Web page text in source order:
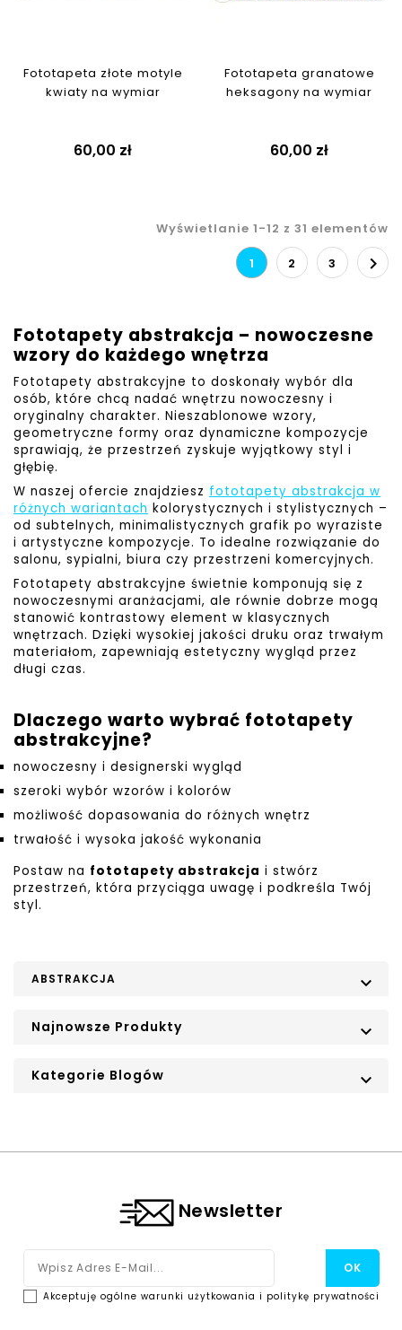
Fototapeta złote motyle
kwiaty na wymiar
60,00 zł
Fototapeta granatowe
heksagony na wymiar
60,00 zł
Wyświetlanie 1-12 z 31 elementów
1 2 3 
Fototapety abstrakcja – nowoczesne
wzory do każdego wnętrza
Fototapety abstrakcyjne to doskonały wybór dla
osób, które chcą nadać wnętrzu nowoczesny i
oryginalny charakter. Nieszablonowe wzory,
geometryczne formy oraz dynamiczne kompozycje
sprawiają, że przestrzeń zyskuje wyjątkowy styl i
głębię.
W naszej ofercie znajdziesz fototapety abstrakcja w
różnych wariantach kolorystycznych i stylistycznych –
od subtelnych, minimalistycznych grafik po wyraziste
i artystyczne kompozycje. To idealne rozwiązanie do
salonu, sypialni, biura czy przestrzeni komercyjnych.
Fototapety abstrakcyjne świetnie komponują się z
nowoczesnymi aranżacjami, ale równie dobrze mogą
stanowić kontrastowy element w klasycznych
wnętrzach. Dzięki wysokiej jakości druku oraz trwałym
materiałom, zapewniają estetyczny wygląd przez
długi czas.
Dlaczego warto wybrać fototapety
abstrakcyjne?
nowoczesny i designerski wygląd
szeroki wybór wzorów i kolorów
możliwość dopasowania do różnych wnętrz
trwałość i wysoka jakość wykonania
Postaw na fototapety abstrakcja i stwórz
przestrzeń, która przyciąga uwagę i podkreśla Twój
styl.
ABSTRAKCJA 
Najnowsze Produkty 
Kategorie Blogów 
Newsletter
Akceptuję ogólne warunki użytkowania i politykę prywatności